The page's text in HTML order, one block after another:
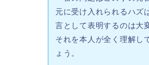
元に受け入れられるハズ
言として表明するのは大
それを本人が全く理解し
ょう。